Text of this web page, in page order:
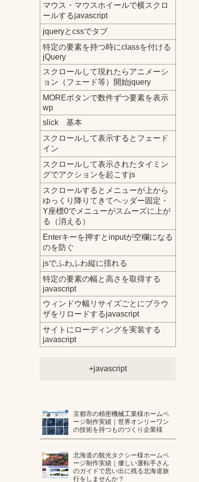
マウス・マウスホイールで横スクロ
ールするjavascript
jqueryとcssでタブ
特定の要素を持つ時にclassを付ける
jQuery
スクロールして現れたらアニメーシ
ョン（フェード等）開始jquery
MOREボタンで数件ずつ要素を表示
wp
slick 基本
スクロールして表示するとフェード
イン
スクロールして表示されたタイミン
グでアクションを起こすjs
スクロールするとメニューが上から
ゆっくり降りてきてヘッダー固定・
Y座標0でメニューがスムーズに上が
る（消える）
Enterキーを押すとinputが空欄になる
のを防ぐ
jsでふわふわ縦に揺れる
特定の要素の幅と高さを取得する
javascript
ウィンドウ幅リサイズごとにブラウ
ザをリロードするjavascript
サイトにローディングを実装する
javascript
javascript
京都市の精密機械工業様ホームペ
ージ制作実績｜世界オンリーワン
の技術を持つものづくり企業様
北海道の観光タクシー様ホームペ
ージ制作実績｜優しい運転手さん
のガイドで思い出に残る北海道旅
行をしませんか？